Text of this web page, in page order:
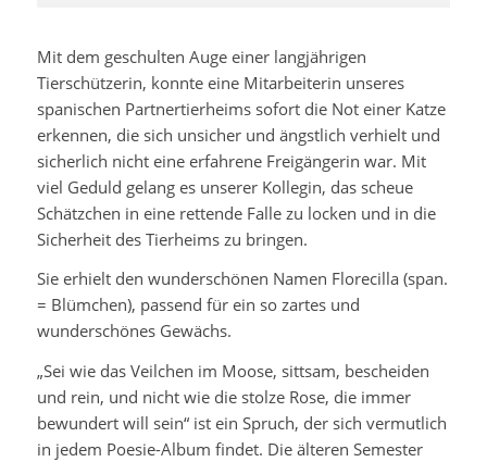
Mit dem geschulten Auge einer langjährigen
Tierschützerin, konnte eine Mitarbeiterin unseres
spanischen Partnertierheims sofort die Not einer Katze
erkennen, die sich unsicher und ängstlich verhielt und
sicherlich nicht eine erfahrene Freigängerin war. Mit
viel Geduld gelang es unserer Kollegin, das scheue
Schätzchen in eine rettende Falle zu locken und in die
Sicherheit des Tierheims zu bringen.
Sie erhielt den wunderschönen Namen Florecilla (span.
= Blümchen), passend für ein so zartes und
wunderschönes Gewächs.
„Sei wie das Veilchen im Moose, sittsam, bescheiden
und rein, und nicht wie die stolze Rose, die immer
bewundert will sein“ ist ein Spruch, der sich vermutlich
in jedem Poesie-Album findet. Die älteren Semester